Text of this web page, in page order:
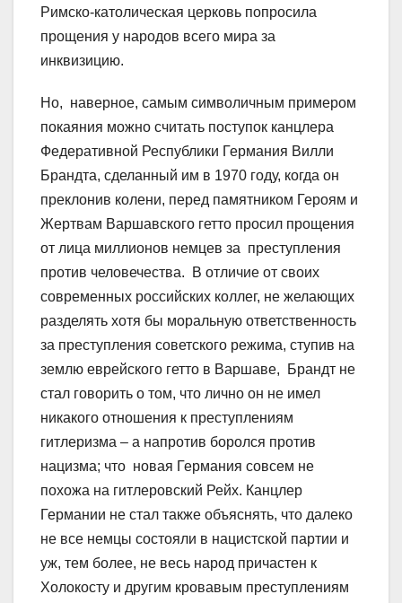
Римско-католическая церковь попросила
прощения у народов всего мира за
инквизицию.
Но, наверное, самым символичным примером
покаяния можно считать поступок канцлера
Федеративной Республики Германия Вилли
Брандта, сделанный им в 1970 году, когда он
преклонив колени, перед памятником Героям и
Жертвам Варшавского гетто просил прощения
от лица миллионов немцев за преступления
против человечества. В отличие от своих
современных российских коллег, не желающих
разделять хотя бы моральную ответственность
за преступления советского режима, ступив на
землю еврейского гетто в Варшаве, Брандт не
стал говорить о том, что лично он не имел
никакого отношения к преступлениям
гитлеризма – а напротив боролся против
нацизма; что новая Германия совсем не
похожа на гитлеровский Рейх. Канцлер
Германии не стал также объяснять, что далеко
не все немцы состояли в нацистской партии и
уж, тем более, не весь народ причастен к
Холокосту и другим кровавым преступлениям